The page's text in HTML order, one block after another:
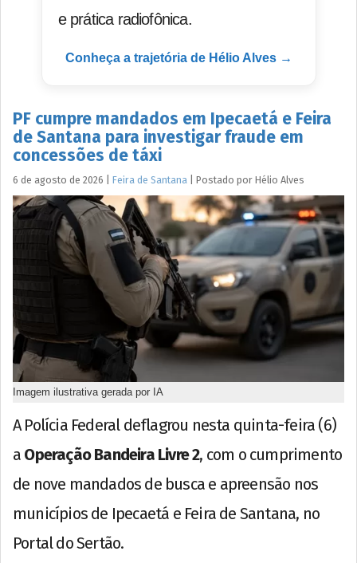
e prática radiofônica.
Conheça a trajetória de Hélio Alves →
PF cumpre mandados em Ipecaetá e Feira
de Santana para investigar fraude em
concessões de táxi
6 de agosto de 2026 Feira de Santana Postado por Hélio Alves
Imagem ilustrativa gerada por IA
A Polícia Federal deflagrou nesta quinta-feira (6)
a Operação Bandeira Livre 2, com o cumprimento
de nove mandados de busca e apreensão nos
municípios de Ipecaetá e Feira de Santana, no
Portal do Sertão.